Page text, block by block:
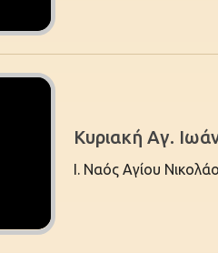
Kυριακή Αγ.
Ι. Ναός Αγίου